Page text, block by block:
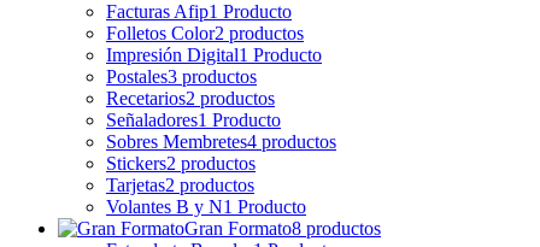
Facturas Afip1 Producto
Folletos Color2 productos
Impresión Digital1 Producto
Postales3 productos
Recetarios2 productos
Señaladores1 Producto
Sobres Membretes4 productos
Stickers2 productos
Tarjetas2 productos
Volantes B y N1 Producto
Gran Formato8 productos